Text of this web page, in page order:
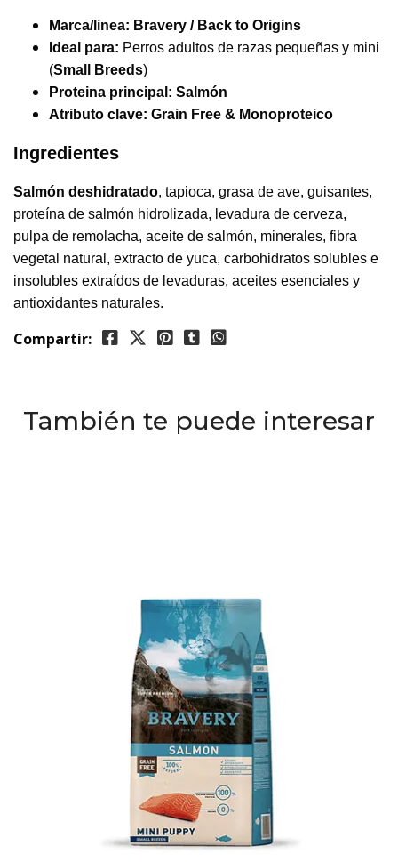
Marca/linea: Bravery / Back to Origins
Ideal para: Perros adultos de razas pequeñas y mini
(Small Breeds)
Proteina principal: Salmón
Atributo clave: Grain Free & Monoproteico
Ingredientes
Salmón deshidratado, tapioca, grasa de ave, guisantes,
proteína de salmón hidrolizada, levadura de cerveza,
pulpa de remolacha, aceite de salmón, minerales, fibra
vegetal natural, extracto de yuca, carbohidratos solubles e
insolubles extraídos de levaduras, aceites esenciales y
antioxidantes naturales.
Compartir:
También te puede interesar